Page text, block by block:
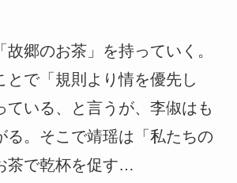
郷のお茶」を持っていく。
とで「規則より情を優先し
ている、と言うが、李俶はも
る。そこで靖瑶は「私たちの
茶で乾杯を促す…